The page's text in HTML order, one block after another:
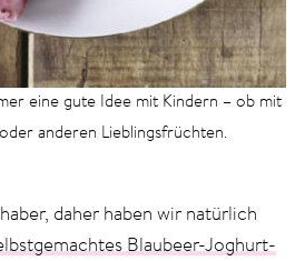
eine gute Idee mit Kindern – ob mit
anderen Lieblingsfrüchten.
daher haben wir natürlich
Blaubeer-Joghurt-